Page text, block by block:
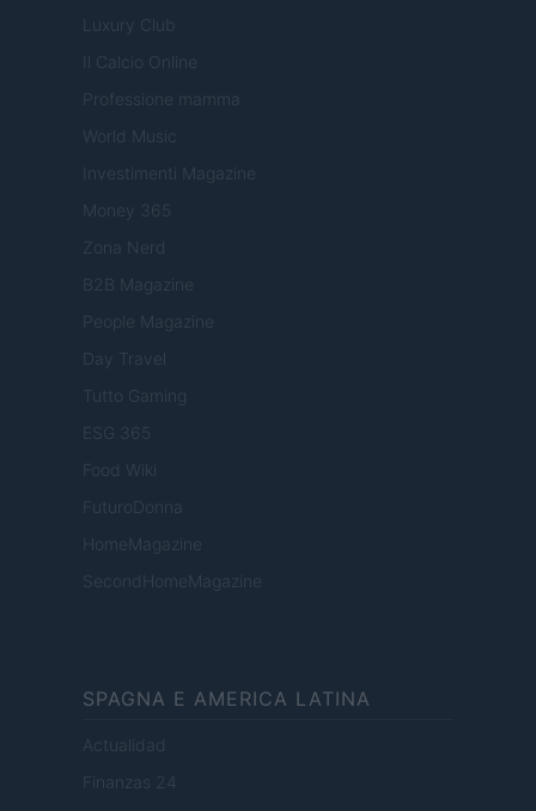
Luxury Club
Il Calcio Online
Professione mamma
World Music
Investimenti Magazine
Money 365
Zona Nerd
B2B Magazine
People Magazine
Day Travel
Tutto Gaming
ESG 365
Food Wiki
FuturoDonna
HomeMagazine
SecondHomeMagazine
SPAGNA E AMERICA LATINA
Actualidad
Finanzas 24